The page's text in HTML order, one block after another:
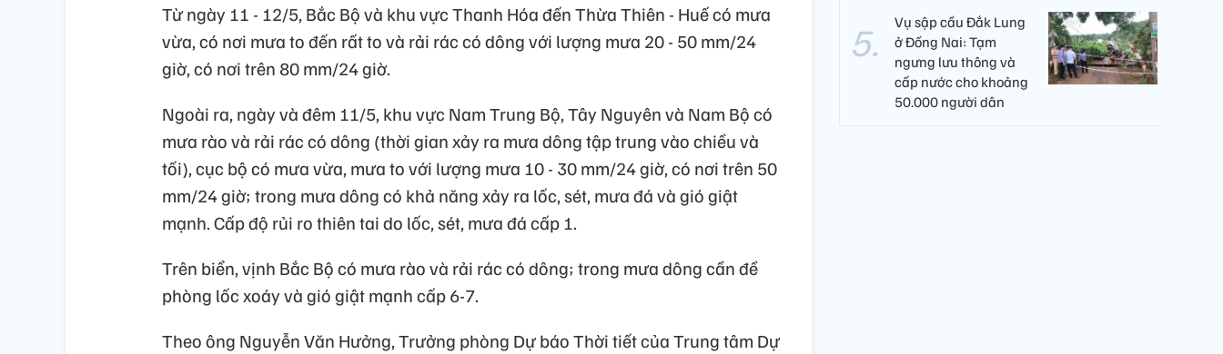
Từ ngày 11 - 12/5, Bắc Bộ và khu vực Thanh Hóa đến Thừa Thiên - Huế có mưa
vừa, có nơi mưa to đến rất to và rải rác có dông với lượng mưa 20 - 50 mm/24
giờ, có nơi trên 80 mm/24 giờ.
Ngoài ra, ngày và đêm 11/5, khu vực Nam Trung Bộ, Tây Nguyên và Nam Bộ có
mưa rào và rải rác có dông (thời gian xảy ra mưa dông tập trung vào chiều và
tối), cục bộ có mưa vừa, mưa to với lượng mưa 10 - 30 mm/24 giờ, có nơi trên 50
mm/24 giờ; trong mưa dông có khả năng xảy ra lốc, sét, mưa đá và gió giật
mạnh. Cấp độ rủi ro thiên tai do lốc, sét, mưa đá cấp 1.
Trên biển, vịnh Bắc Bộ có mưa rào và rải rác có dông; trong mưa dông cần đề
phòng lốc xoáy và gió giật mạnh cấp 6-7.
Theo ông Nguyễn Văn Hưởng, Trưởng phòng Dự báo Thời tiết của Trung tâm Dự
Vụ sập cầu Đắk Lung
ở Đồng Nai: Tạm
ngưng lưu thông và
cấp nước cho khoảng
50.000 người dân